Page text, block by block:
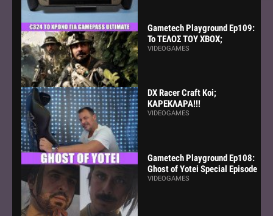
Gametech Playground Ep109:
Το ΤΕΛΟΣ ΤΟΥ ΧΒΟΧ;
VIDEOGAMES
DX Racer Craft Koi;
ΚΑΡΕΚΛΑΡΑ!!!
VIDEOGAMES
Gametech Playground Ep108:
Ghost of Yotei Special Episode
VIDEOGAMES